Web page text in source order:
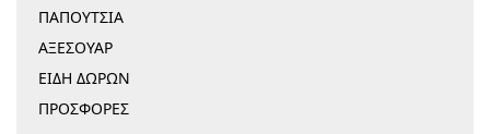
ΠΑΠΟΥΤΣΙΑ
ΑΞΕΣΟΥΑΡ
ΕΙΔΗ ΔΩΡΩΝ
ΠΡΟΣΦΟΡΕΣ